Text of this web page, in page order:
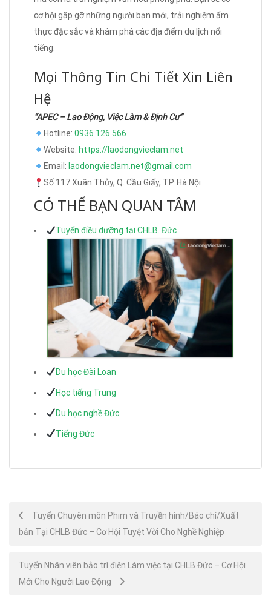
cơ hội gặp gỡ những người bạn mới, trải nghiệm ẩm
thực đặc sắc và khám phá các địa điểm du lịch nổi
tiếng.
Mọi Thông Tin Chi Tiết Xin Liên
Hệ
“APEC – Lao Động, Việc Làm & Định Cư”
Hotline: 0936 126 566
Website: https://laodongvieclam.net
Email: laodongvieclam.net@gmail.com
Số 117 Xuân Thủy, Q. Cầu Giấy, TP. Hà Nội
CÓ THỂ BẠN QUAN TÂM
Tuyển điều dưỡng tại CHLB. Đức
Du học Đài Loan
Học tiếng Trung
Du học nghề Đức
Tiếng Đức
Post
navigation
Tuyển Chuyên môn Phim và Truyền hình/Báo chí/Xuất
bản Tại CHLB Đức – Cơ Hội Tuyệt Vời Cho Nghề Nghiệp
Tuyển Nhân viên bảo trì điện Làm việc tại CHLB Đức – Cơ Hội
Mới Cho Người Lao Động